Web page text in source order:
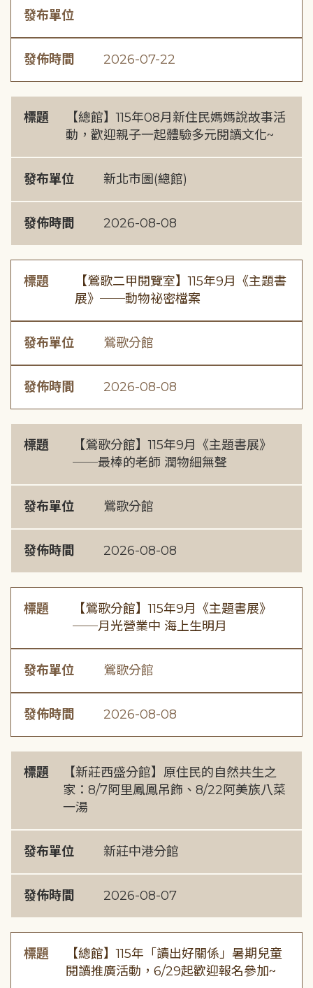
發布單位
發佈時間 2026-07-22
標題
【總館】115年08月新住民媽媽說故事活
動，歡迎親子一起體驗多元閱讀文化~
發布單位 新北市圖(總館)
發佈時間 2026-08-08
標題
【鶯歌二甲閱覽室】115年9月《主題書
展》──動物祕密檔案
發布單位 鶯歌分館
發佈時間 2026-08-08
標題
【鶯歌分館】115年9月《主題書展》
──最棒的老師 潤物細無聲
發布單位 鶯歌分館
發佈時間 2026-08-08
標題
【鶯歌分館】115年9月《主題書展》
──月光營業中 海上生明月
發布單位 鶯歌分館
發佈時間 2026-08-08
標題
【新莊西盛分館】原住民的自然共生之
家：8/7阿里鳳鳳吊飾、8/22阿美族八菜
一湯
發布單位 新莊中港分館
發佈時間 2026-08-07
標題
【總館】115年「讀出好關係」暑期兒童
閱讀推廣活動，6/29起歡迎報名參加~